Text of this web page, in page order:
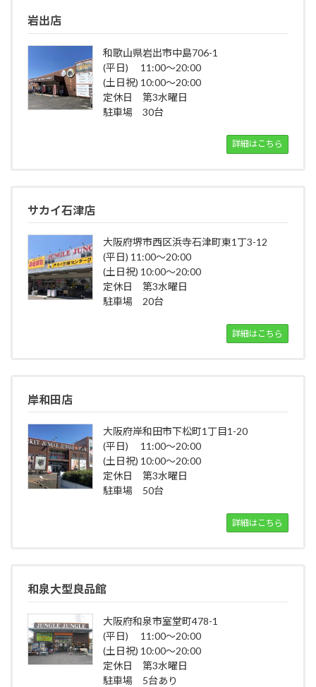
岩出店
和歌山県岩出市中島706-1
(平日) 11:00～20:00
(土日祝) 10:00～20:00
定休日 第3水曜日
駐車場 30台
詳細はこちら
サカイ石津店
大阪府堺市西区浜寺石津町東1丁3-12
(平日) 11:00～20:00
(土日祝) 10:00～20:00
定休日 第3水曜日
駐車場 20台
詳細はこちら
岸和田店
大阪府岸和田市下松町1丁目1-20
(平日) 11:00～20:00
(土日祝) 10:00～20:00
定休日 第3水曜日
駐車場 50台
詳細はこちら
和泉大型良品館
大阪府和泉市室堂町478-1
(平日) 11:00～20:00
(土日祝) 10:00～20:00
定休日 第3水曜日
駐車場 5台あり